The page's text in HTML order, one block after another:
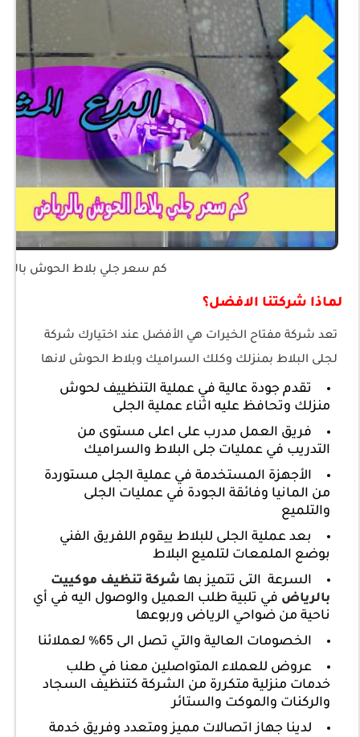
كم سعر جلي بلاط الحوش
لماذا شركتنا الافضل؟
تعد شركة مفتاح الخيرات هي الأفضل عند اختيارك شركة
لجلى البلاط بمنزلك وكلك السراميك وبلاط الحوش لانها
تقدم جودة عالية في عملية التنظييف لحوش
منزلك وتحافظ عليه اثناء عملية الجلى
فريق العمل مدرب على اعلى مستوى من
التدريب في عمليات جلى البلاط والسراميك
الأجهزة المستخدمة في عملية الجلى مستوردة
من المانيا وفائقة الجودة في عمليات الجلى
والتلميع
بعد عملية الجلى للبلاط ييقوم اللفريق الفني
بوضع الملمعات لتلميع البلاط
السرعة التى تتميز بها شركة تنظيف موكييت
بالرياض في تلبية طلب العميل والوصول اليه في أي
ناحية من ضواحي الرياض وربوعها
الخصومات العالية والتي تصل الى 65% لعملائنا
عروض للعملاء المتواصلين معنا في طلب
خدمات منزلية متكررة من الشركة كتنظيف السجاد
والركنات والموكت والستائر
لدينا جهاز اتصالات مميز ومتعدد وفريق خدمة